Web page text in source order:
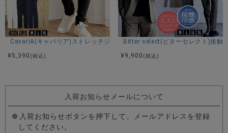
CavariA(キャバリア)ストレッチジョッパーパンツ/全4色
¥ 5,390 (税込)
Bitter select(ビターセレクト)接触
¥ 9,900 (税込)
入荷お知らせメールについて
入荷お知らせボタンを押下して、メールアドレスを登録
してください。